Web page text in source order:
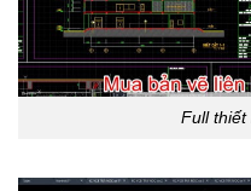
Full thiết